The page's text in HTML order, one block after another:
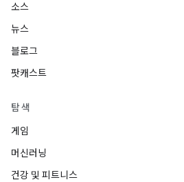
소스
뉴스
블로그
팟캐스트
탐색
게임
머신러닝
건강 및 피트니스